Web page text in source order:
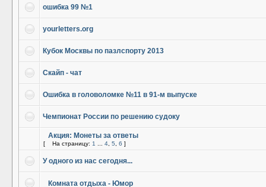
ошибка 99 №1
yourletters.org
Кубок Москвы по пазлспорту 2013
Скайп - чат
Ошибка в головоломке №11 в 91-м выпуске
Чемпионат России по решению судоку
Акция: Монеты за ответы
[ На страницу: 1 4 5 6 ]
У одного из нас сегодня...
Комната отдыха - Юмор